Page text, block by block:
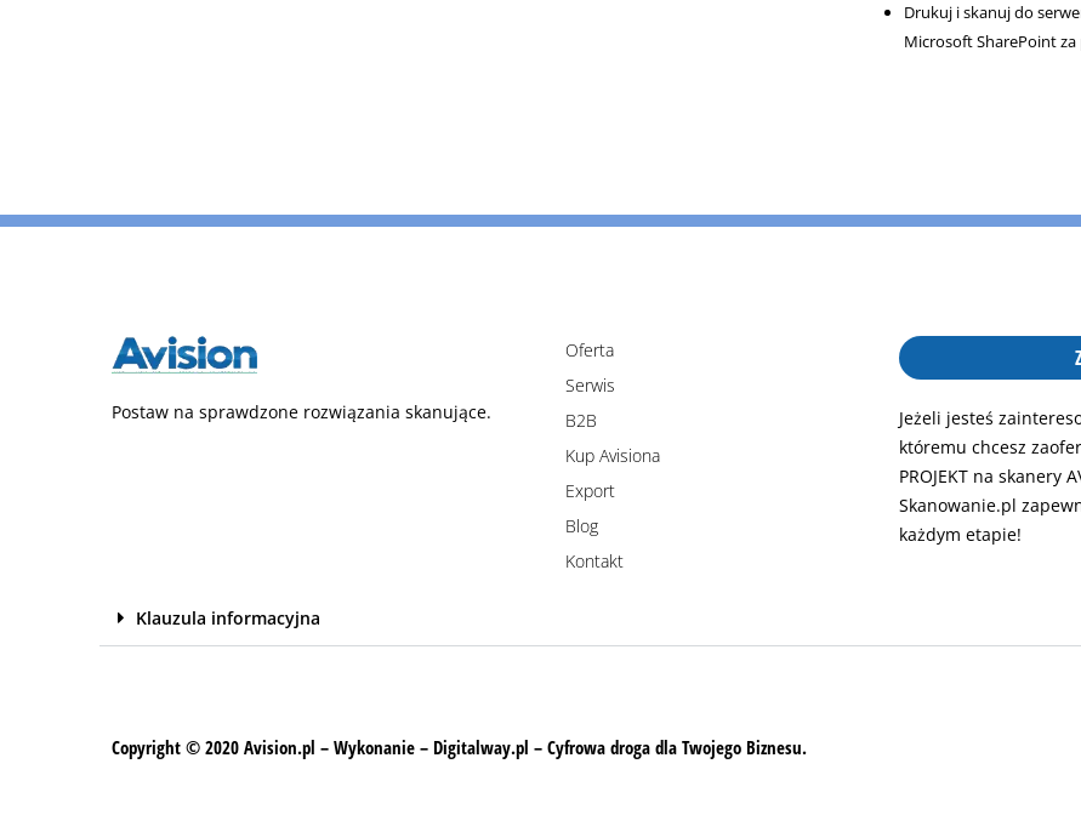
Drukuj i skanuj do
Microsoft SharePoint
Postaw na sprawdzone rozwiązania skanujące.
Oferta
Serwis
B2B
Kup Avisiona
Export
Blog
Kontakt
Jeżeli jesteś
któremu chcesz
PROJEKT na skanery
Skanowanie.pl
każdym etapie!
Klauzula informacyjna
Copyright © 2020 Avision.pl – Wykonanie – Digitalway.pl – Cyfrowa droga dla Twojego Biznesu.